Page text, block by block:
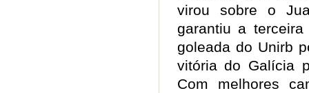
virou sobre o
garantiu a
goleada do Unirb
vitória do Galícia
Com melhores